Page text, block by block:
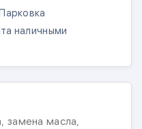
Парковка
наличными
замена масла,